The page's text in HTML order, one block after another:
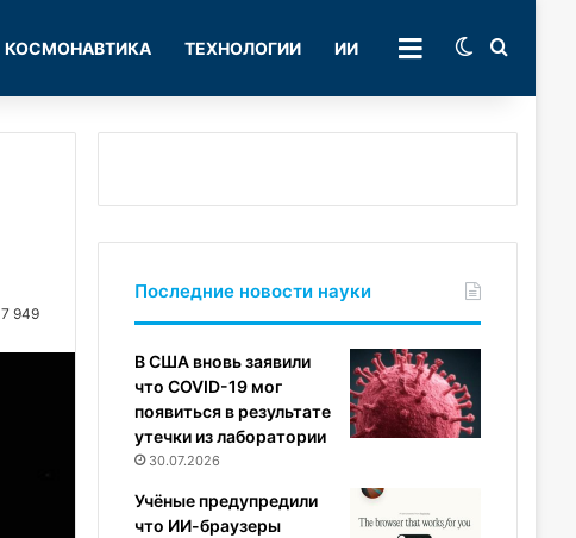
КОСМОНАВТИКА ТЕХНОЛОГИИ ИИ РУБРИКИSwitch skin
7 949
Последние новости науки
В США вновь заявили
что COVID-19 мог
появиться в результате
утечки из лаборатории
30.07.2026
Учёные предупредили
что ИИ-браузеры